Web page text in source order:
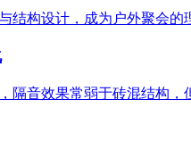
结构设计，成为户外聚会
隔音效果常弱于砖混结构，